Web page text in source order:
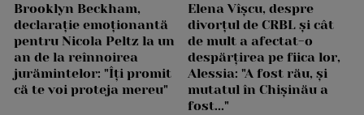
Brooklyn Beckham,
declarație emoționantă
pentru Nicola Peltz la un
an de la reînnoirea
jurămintelor: "Îți promit
că te voi proteja mereu"
Elena Vîșcu, despre
divorțul de CRBL și cât
de mult a afectat-o
despărțirea pe fiica lor,
Alessia: "A fost rău, și
mutatul în Chișinău a
fost..."